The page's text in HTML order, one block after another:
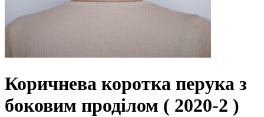
Коричнева коротка перука з
боковим проділом ( 2020-2 )